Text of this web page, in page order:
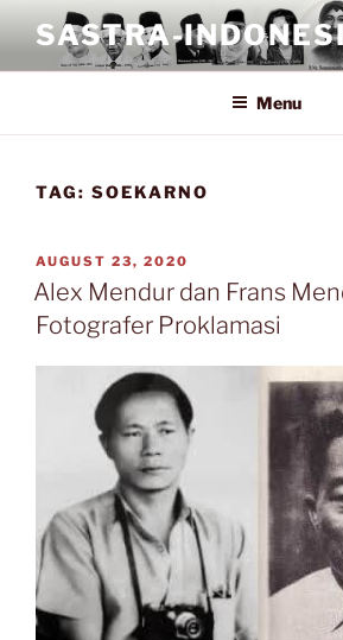
content
SASTRA-
Menu
TAG: SOEKARNO
POSTED
ON
AUGUST 23, 2020
Alex Mendur dan Frans
Fotografer Proklamasi